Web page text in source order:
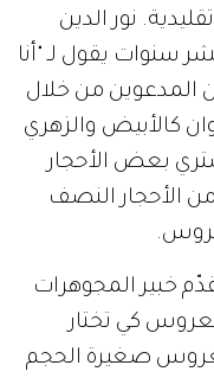
نور الدين
سنوات يقول لـ "أنا
المدعوين من خلال
كالأبيض والزهري
بعض الأحجار
الأحجار النصف
خبير المجوهرات
كي تختار
صغيرة الحجم